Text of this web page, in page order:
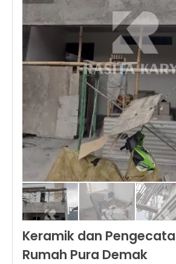
Keramik dan
Rumah Pura Demak